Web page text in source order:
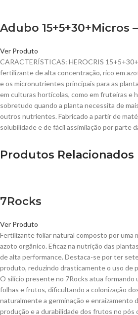
Adubo 15+5+30+Micros
Ver Produto
CARACTERÍSTICAS: HEROCRIS
fertilizante de alta concentração, rico em
e os micronutrientes principais para as
em culturas hortícolas, como em fruteiras e
sobretudo quando a planta necessita de
outros nutrientes. Fabricado a partir de
solubilidade e de fácil assimilação por parte
Produtos Relacionados
7Rocks
Ver Produto
Fertilizante foliar natural composto por uma
azoto orgânico. Eficaz na nutrição das
de alta performance. Destaca-se por ter
produto, reduzindo drasticamente o uso de
O silício presente no 7Rocks atua formando
folhas e frutos, dificultando a colonização
naturalmente a germinação e enraizamento
produção e a durabilidade dos frutos no pós